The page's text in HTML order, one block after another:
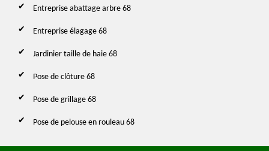
Entreprise abattage arbre 68
Entreprise élagage 68
Jardinier taille de haie 68
Pose de clôture 68
Pose de grillage 68
Pose de pelouse en rouleau 68